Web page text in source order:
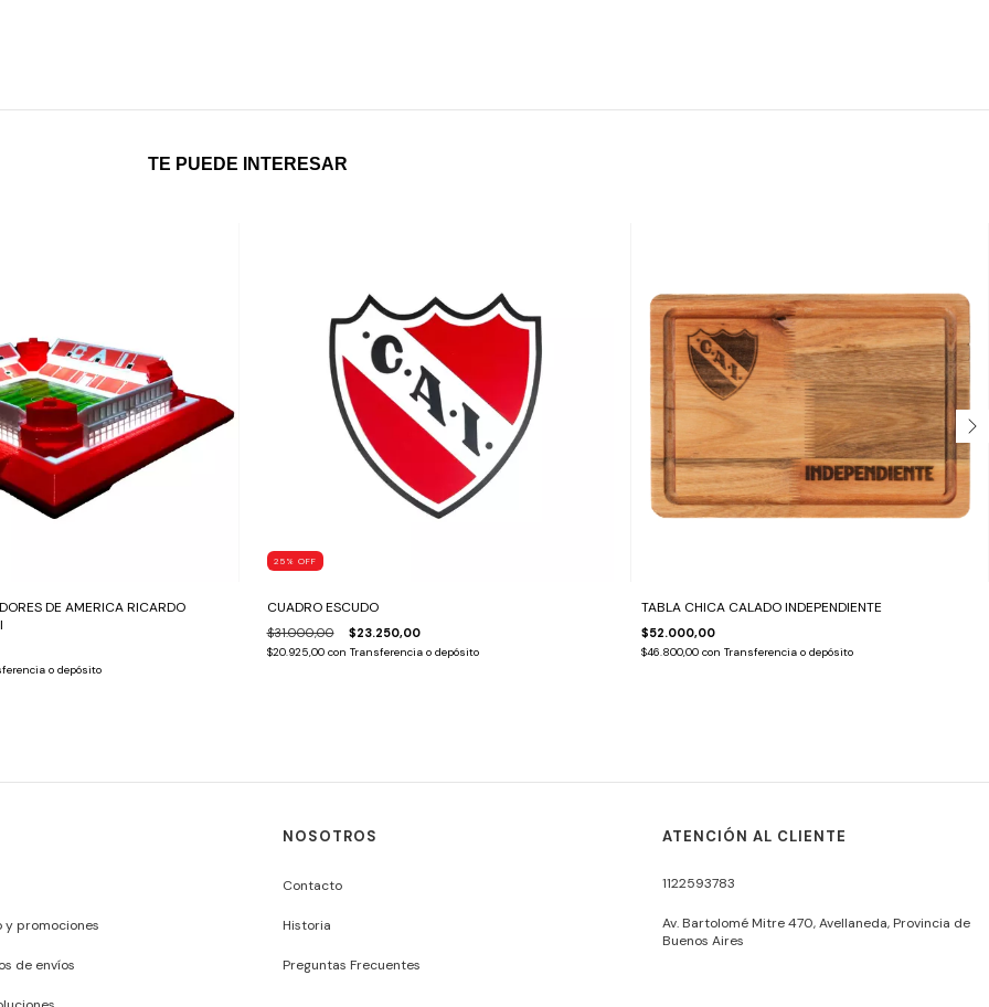
TE PUEDE INTERESAR
DE AMERICA RICARDO
o depósito
25 % OFF
CUADRO ESCUDO
$31.000,00 $23.250,00
$20.925,00 con Transferencia o depósito
TABLA CHICA CALADO INDEPENDIENTE
$52.000,00
$46.800,00con Transferencia o depósito
y promociones
de envíos
NOSOTROS
Contacto
Historia
Preguntas Frecuentes
ATENCIÓN AL CLIENTE
1122593783
Av. Bartolomé Mitre 470, Avellaneda, Provincia de
Buenos Aires